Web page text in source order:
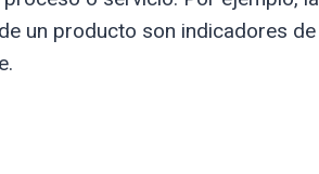
un producto son indicadores